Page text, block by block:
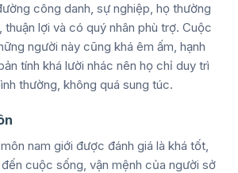
công danh, sự nghiệp, họ thường
thuận lợi và có quý nhân phù trợ. Cuộc
người này cũng khá êm ấm, hạnh
tính khá lười nhác nên họ chỉ duy trì
thường, không quá sung túc.
nam giới được đánh giá là khá tốt,
cuộc sống, vận mệnh của người sở